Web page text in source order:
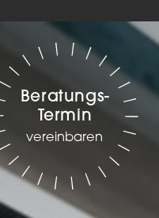
Beratungs-
Termin
vereinbaren